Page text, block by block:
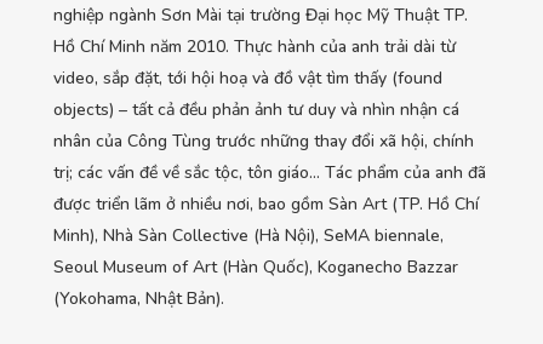
nghiệp ngành Sơn Mài tại trường Đại học Mỹ Thuật TP.
Hồ Chí Minh năm 2010. Thực hành của anh trải dài từ
video, sắp đặt, tới hội hoạ và đồ vật tìm thấy (found
objects) – tất cả đều phản ảnh tư duy và nhìn nhận cá
nhân của Công Tùng trước những thay đổi xã hội, chính
trị; các vấn đề về sắc tộc, tôn giáo… Tác phẩm của anh đã
được triển lãm ở nhiều nơi, bao gồm Sàn Art (TP. Hồ Chí
Minh), Nhà Sàn Collective (Hà Nội), SeMA biennale,
Seoul Museum of Art (Hàn Quốc), Koganecho Bazzar
(Yokohama, Nhật Bản).